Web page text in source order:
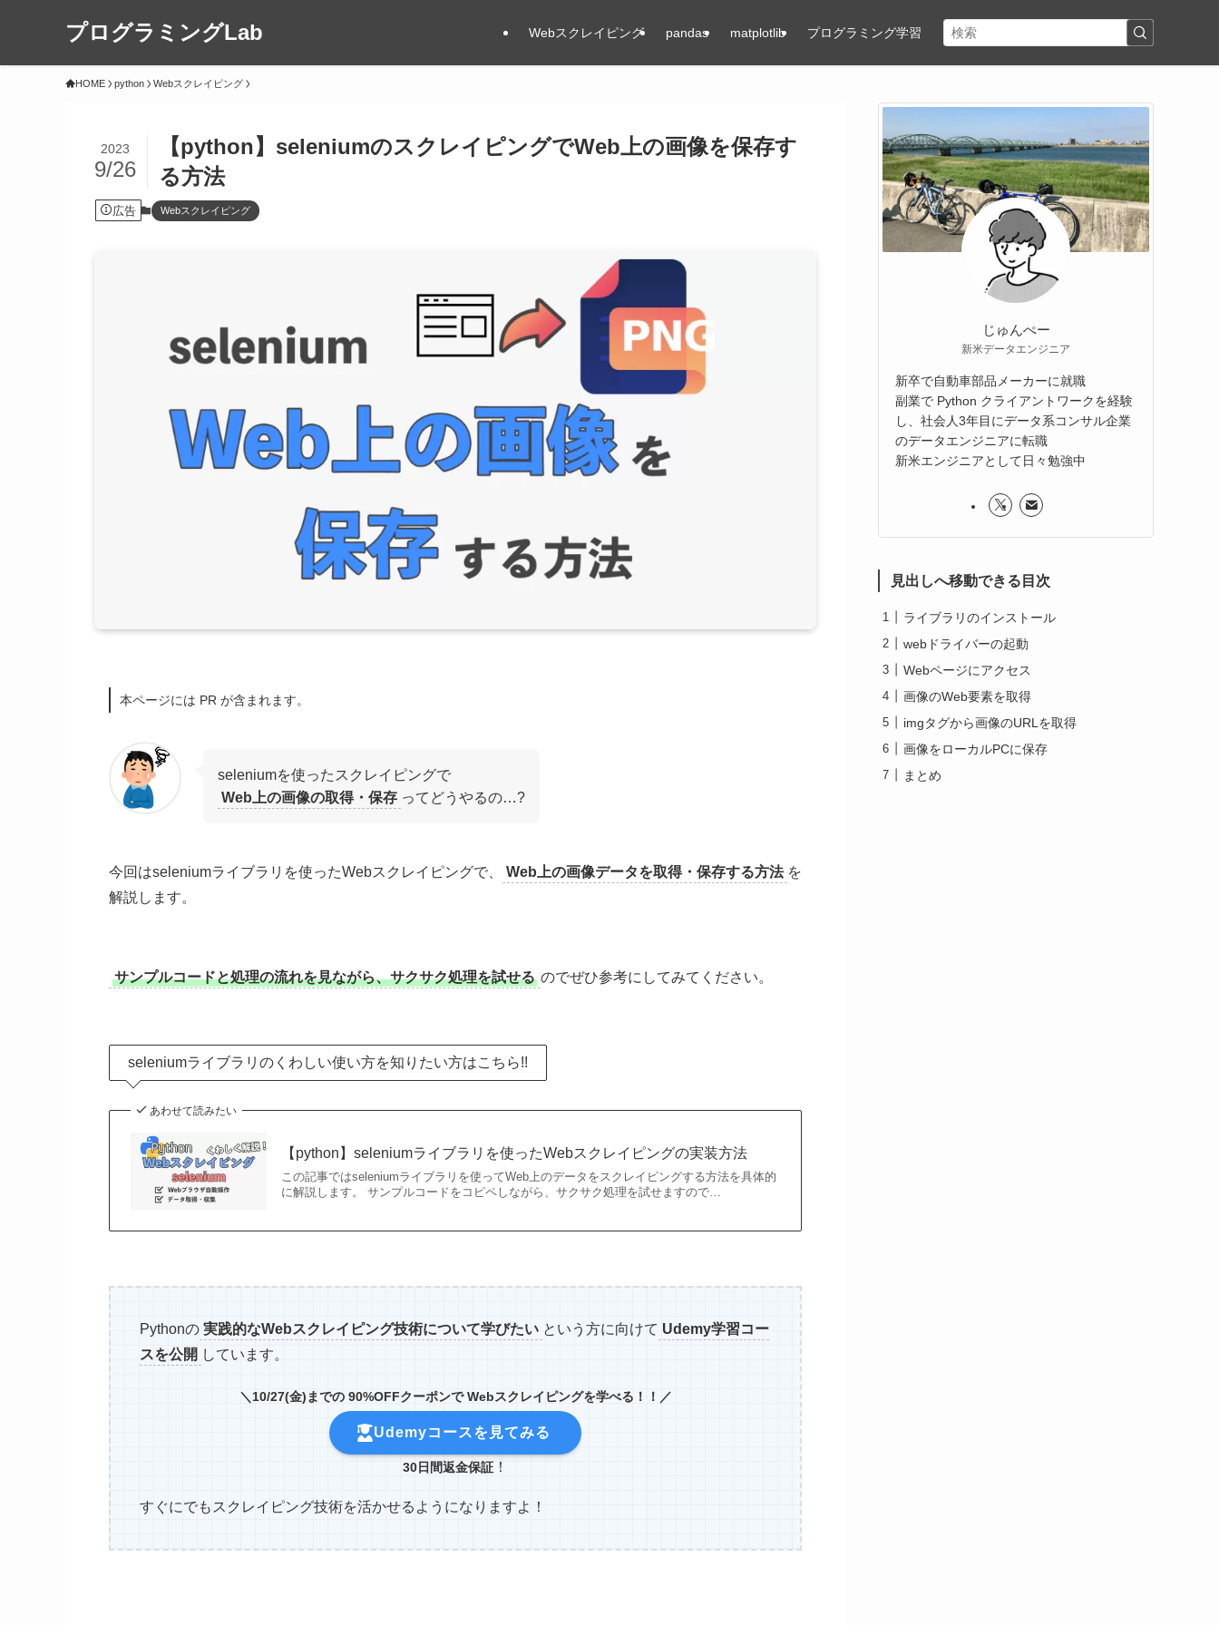
プログラミングLab Webスクレイピング pandas matplotlib プログラミング学習
HOME python Webスクレイピング
【python】seleniumのスクレイピングでWeb上の画像を保存す
る方法
2023
9/26
広告 Webスクレイピング
本ページには PR が含まれます。
seleniumを使ったスクレイピングで
Web上の画像の取得・保存 ってどうやるの…?
今回はseleniumライブラリを使ったWebスクレイピングで、 Web上の画像データを取得・保存する方法 を
解説します。
サンプルコードと処理の流れを見ながら、サクサク処理を試せる のでぜひ参考にしてみてください。
seleniumライブラリのくわしい使い方を知りたい方はこちら!!
あわせて読みたい
【python】seleniumライブラリを使ったWebスクレイピングの実装方法
この記事ではseleniumライブラリを使ってWeb上のデータをスクレイピングする方法を具体的
に解説します。 サンプルコードをコピペしながら、サクサク処理を試せますので…
Pythonの 実践的なWebスクレイピング技術について学びたい という方に向けて Udemy学習コー
スを公開 しています。
＼ 10/27(金)までの 90%OFFクーポンで Webスクレイピングを学べる！！ ／
Udemyコースを見てみる
30日間返金保証 ！
すぐにでもスクレイピング技術を活かせるようになりますよ！
じゅんぺー
新米データエンジニア
新卒で自動車部品メーカーに就職
副業で Python クライアントワークを経験
し、社会人3年目にデータ系コンサル企業
のデータエンジニアに転職
新米エンジニアとして日々勉強中
見出しへ移動できる目次
ライブラリのインストール
webドライバーの起動
Webページにアクセス
画像のWeb要素を取得
imgタグから画像のURLを取得
画像をローカルPCに保存
まとめ